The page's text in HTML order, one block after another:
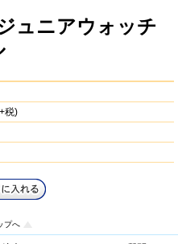
ュニアウォッチ
税)
プへ